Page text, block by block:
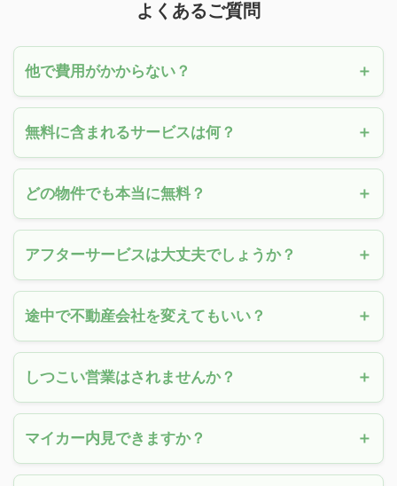
よくあるご質問
他で費用がかからない？
無料に含まれるサービスは何？
どの物件でも本当に無料？
アフターサービスは大丈夫でしょうか？
途中で不動産会社を変えてもいい？
しつこい営業はされませんか？
マイカー内見できますか？